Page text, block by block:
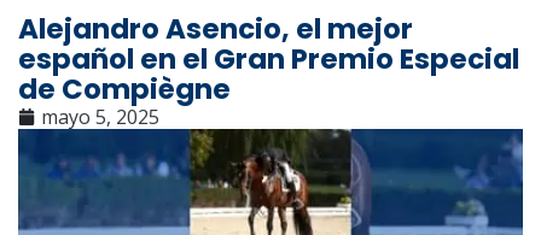
Alejandro Asencio, el mejor
español en el Gran Premio Especial
de Compiègne
mayo 5, 2025